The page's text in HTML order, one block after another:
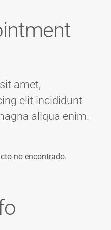
amet,
elit incididunt
aliqua enim.
no encontrado.